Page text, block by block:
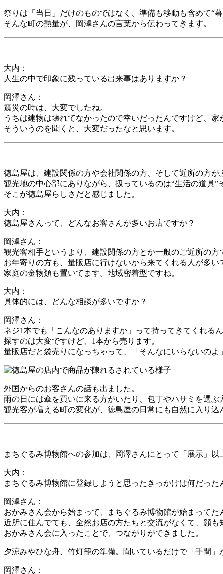
祭りは「当日」だけのものではなく、準備も移動も含めて“
そんな町の熱量が、岡澤さんの言葉から伝わってきます。
大内：
人生の中で印象に残っている出来事はありますか？
岡澤さん：
震災の時は、大変でしたね。
うちは建物は壊れてなかったので幸いだったんですけど、
そういうのを聞くと、大変だったなと思います。
徳島屋は、建設関係の方や会社関係の方、そして近所の方が
観光地の中心部にありながら、扱っているのは“生活の道具”
そこが徳島屋らしさだと感じました。
大内：
徳島屋さんって、どんなお客さんが多いお店ですか？
岡澤さん：
観光客相手というより、建設関係の方とか一般のご近所の方
お年寄りの方も、量販店に行けないから来てくれる人が多い
家庭の金物類も置いてます。地域密着型ですね。
大内：
具体的には、どんな相談が多いですか？
岡澤さん：
ネジ1本でも「こんなのありますか」って持ってきてくれる
探すのは大変ですけど、1本から売ります。
量販店だと袋売りになっちゃって、「そんなにいらないのよ
外国からのお客さんの話も出ました。
雨の日には傘を買いに来る方がいたり、包丁やハサミを選ぶ
観光客が増える町の変化が、徳島屋の日常にも自然に入り込
まちぐるみ博物館への参加は、岡澤さんにとって「展示」
大内：
まちぐるみ博物館に登録しようと思ったきっかけは何だった
岡澤さん：
おかみさん会から始まって、まちぐるみ博物館が始まってた
近所に住んでても、全然お店の方たちと交流がなくて、顔
おかみさん会に入ったことで、つながりができました。
夕涼みやひな舟、竹灯籠の準備。聞いているだけで「手間」
岡澤さん：